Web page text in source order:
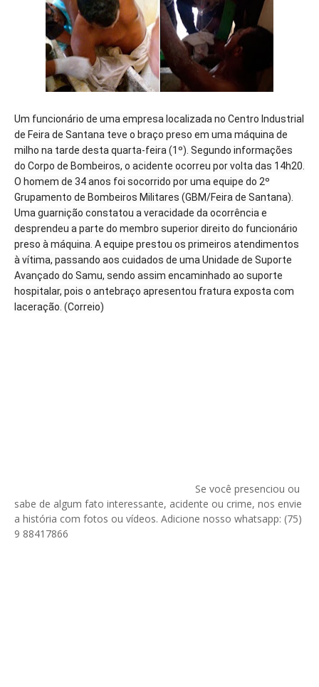
Um funcionário de uma empresa localizada no Centro Industrial
de Feira de Santana teve o braço preso em uma máquina de
milho na tarde desta quarta-feira (1º). Segundo informações
do Corpo de Bombeiros, o acidente ocorreu por volta das 14h20.
O homem de 34 anos foi socorrido por uma equipe do 2º
Grupamento de Bombeiros Militares (GBM/Feira de Santana).
Uma guarnição constatou a veracidade da ocorrência e
desprendeu a parte do membro superior direito do funcionário
preso à máquina. A equipe prestou os primeiros atendimentos
à vítima, passando aos cuidados de uma Unidade de Suporte
Avançado do Samu, sendo assim encaminhado ao suporte
hospitalar, pois o antebraço apresentou fratura exposta com
laceração. (Correio)
Se você presenciou ou
sabe de algum fato interessante, acidente ou crime, nos envie
a história com fotos ou vídeos. Adicione nosso whatsapp: (75)
9 88417866